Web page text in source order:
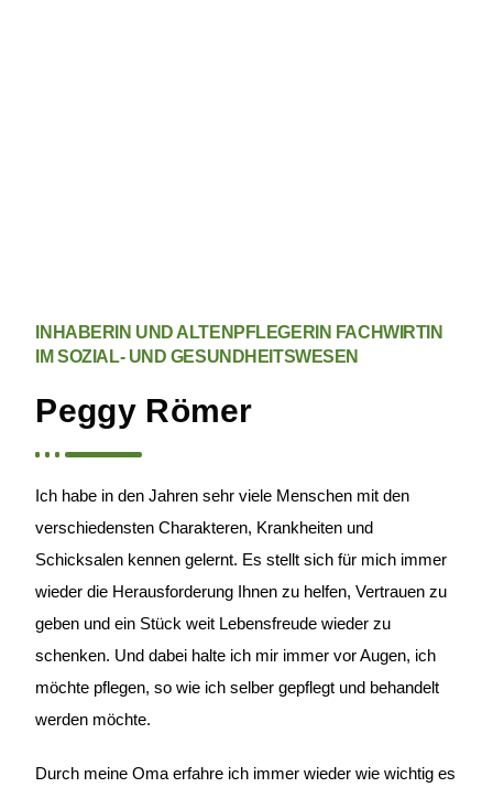
INHABERIN UND ALTENPFLEGERIN FACHWIRTIN
IM SOZIAL- UND GESUNDHEITSWESEN
Peggy Römer
Ich habe in den Jahren sehr viele Menschen mit den
verschiedensten Charakteren, Krankheiten und
Schicksalen kennen gelernt. Es stellt sich für mich immer
wieder die Herausforderung Ihnen zu helfen, Vertrauen zu
geben und ein Stück weit Lebensfreude wieder zu
schenken. Und dabei halte ich mir immer vor Augen, ich
möchte pflegen, so wie ich selber gepflegt und behandelt
werden möchte.
Durch meine Oma erfahre ich immer wieder wie wichtig es